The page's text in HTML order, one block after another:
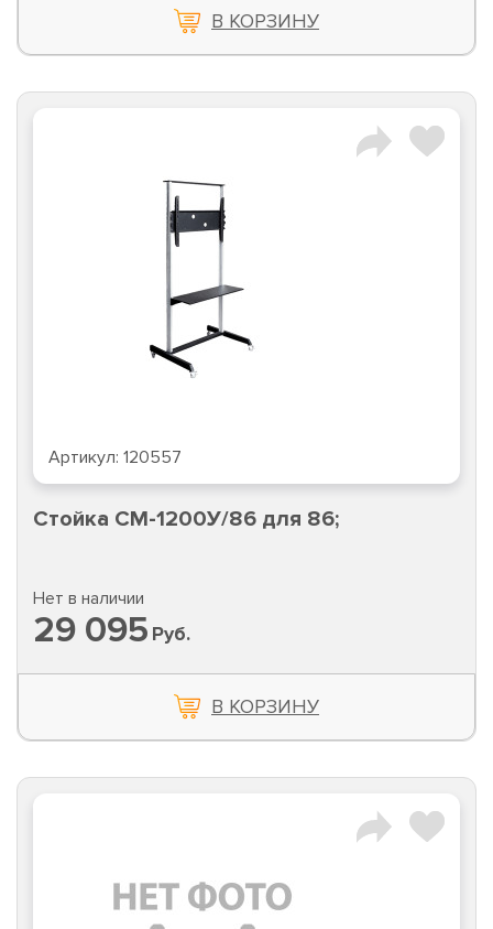
В КОРЗИНУ
Артикул: 120557
Стойка CM-1200У/86 для 86;
Нет в наличии
29 095 Руб.
В КОРЗИНУ